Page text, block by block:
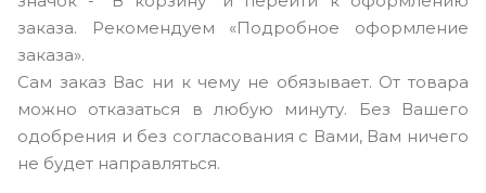
заказа. Рекомендуем «Подробное оформление
заказа».
Сам заказ Вас ни к чему не обязывает. От товара
можно отказаться в любую минуту. Без Вашего
одобрения и без согласования с Вами, Вам ничего
не будет направляться.